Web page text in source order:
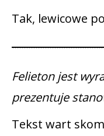
Tak, lewicowe
Felieton jest
prezentuje
Tekst wart